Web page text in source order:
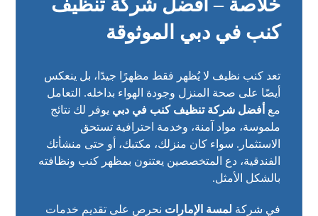
خلاصة – أفضل شركة تنظيف
كنب في دبي الموثوقة
تعدكنب نظيف لا يُظهر فقط مظهرًا جيدًا، بل ينعكس
أيضًا على صحة المنزل وجودة الهواء بداخله. التعامل
مع أفضل شركة تنظيف كنب في دبي يوفر لك نتائج
ملموسة، مواد آمنة، وخدمة احترافية تستحق
الاستثمار. سواء كان منزلك، مكتبك، أو حتى منشأتك
الفندقية، دع المتخصصين يعتنون بمظهر كنب ونظافته
بالشكل الأمثل.
في شركة لمسة الإمارات نحرص على تقديم خدمات